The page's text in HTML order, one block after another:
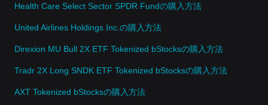
Health Care Select Sector SPDR Fundの購入方法
United Airlines Holdings Inc.の購入方法
Direxion MU Bull 2X ETF Tokenized bStocksの購入方法
Tradr 2X Long SNDK ETF Tokenized bStocksの購入方法
AXT Tokenized bStocksの購入方法